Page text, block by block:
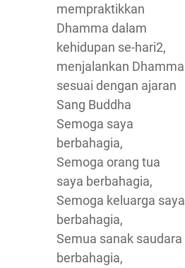
mempraktikkan
Dhamma dalam
kehidupan se-hari2,
menjalankan Dhamma
sesuai dengan ajaran
Sang Buddha
Semoga saya
berbahagia,
Semoga orang tua
saya berbahagia,
Semoga keluarga saya
berbahagia,
Semua sanak saudara
berbahagia,